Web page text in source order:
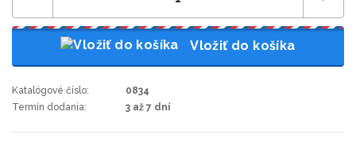
Vložiť do košíka
Katalógové číslo:
0834
Termín dodania:
3 až 7 dní